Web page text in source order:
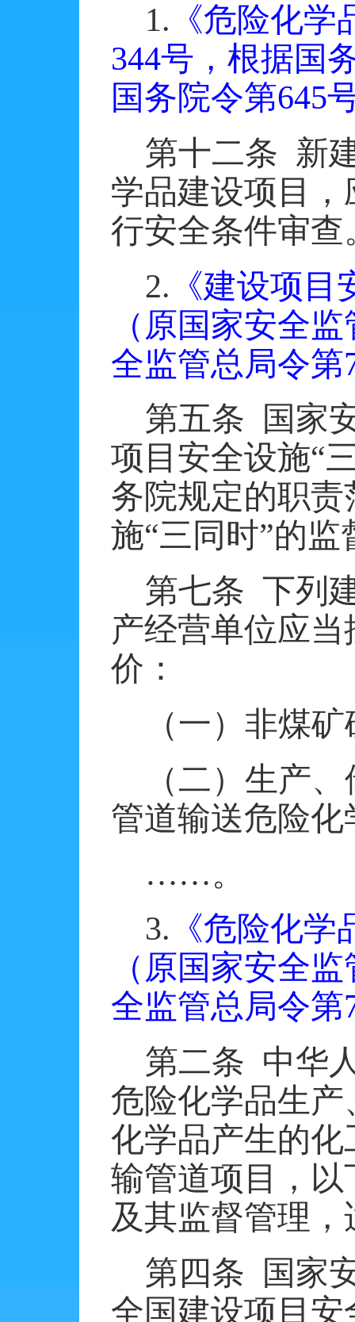
1. 《危险化
344号，根据国
国务院令第645
第十二条 新
学品建设项目
行安全条件审查
2. 《建设项目
（原国家安全
全监管总局令第
第五条
国家
项目安全设施“
务院规定的职
施“三同时”的监
第七条 下列
产经营单位应
价：
（一）非煤
（二）生产
管道输送危险
……。
3. 《危险化
（原国家安全
全监管总局令第
第二条 中华
危险化学品生
化学品产生的
输管道项目，
及其监督管理
第四条
国家
全国建设项目